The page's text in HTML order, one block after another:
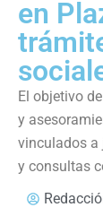
en
El objetivo
y
vinculados a
y consultas